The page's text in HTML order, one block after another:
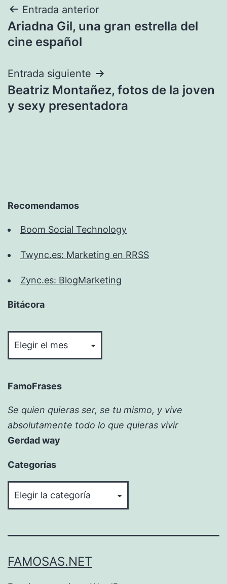
Navegación
de
Entrada anterior
Ariadna Gil, una gran estrella del
cine español
Entrada siguiente
Beatriz Montañez, fotos de la joven
y sexy presentadora
Recomendamos
Boom Social Technology
Twync.es: Marketing en RRSS
Zync.es: BlogMarketing
Bitácora
FamoFrases
Se quien quieras ser, se tu mismo, y vive
absolutamente todo lo que quieras vivir
Gerdad way
Categorías
FAMOSAS.NET